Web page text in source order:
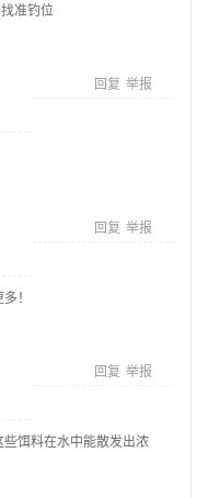
准钓位
回复 举报
回复 举报
！
回复 举报
饵料在水中能散发出浓